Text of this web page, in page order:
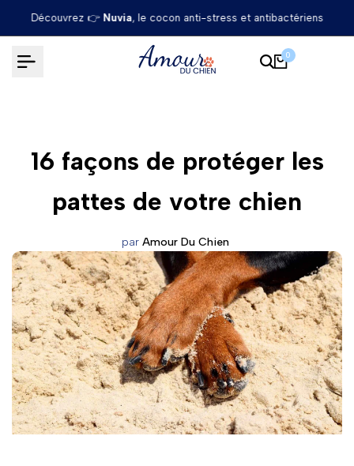
Passer
La boutique pour les amoureux des chiens
0
16 façons de protéger les
pattes de votre chien
par Amour Du Chien